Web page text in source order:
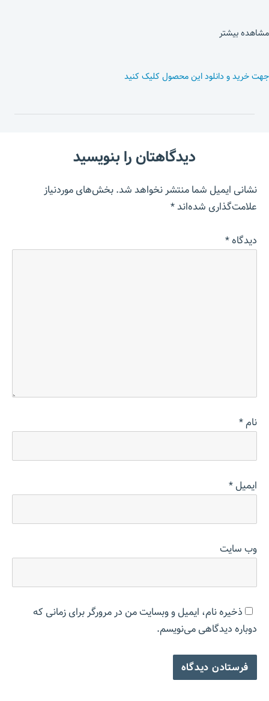
مشاهده بیشتر
جهت خرید و دانلود این محصول کلیک کنید
دیدگاهتان را بنویسید
نشانی ایمیل شما منتشر نخواهد شد.بخش‌های موردنیاز
علامت‌گذاری شده‌اند*
دیدگاه*
نام*
ایمیل*
وب‌ سایت
ذخیره نام، ایمیل و وبسایت من در مرورگر برای زمانی که
دوباره دیدگاهی می‌نویسم.